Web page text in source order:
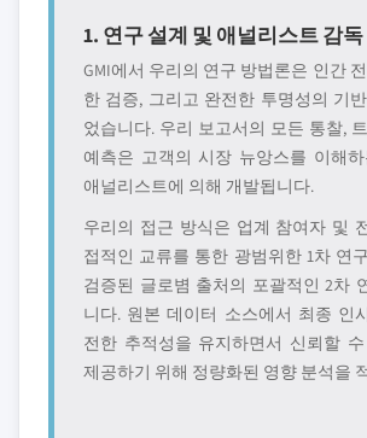
1. 연구 설계 및 애널리스트 감독
GMI에서 우리의 연구 방법론은 인간
한 검증, 그리고 완전한 투명성의 기
었습니다. 우리 보고서의 모든 통찰,
예측은 고객의 시장 뉴앙스를 이해
애널리스트에 의해 개발됩니다.
우리의 접근 방식은 업계 참여자 및
접적인 교류를 통한 광범위한 1차 연
검증된 글로볌 출처의 포괄적인 2차
니다. 원본 데이터 소스에서 최종 인
전한 추적성을 유지하면서 신뢰할
제공하기 위해 정량화된 영향 분석을